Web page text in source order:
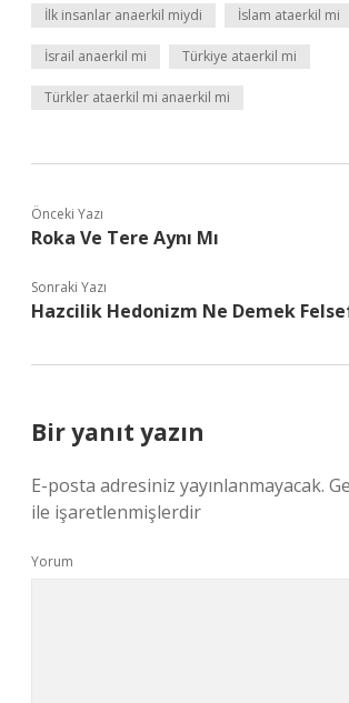
İlk insanlar anaerkil miydi İslam ataerkil mi
İsrail anaerkil mi Türkiye ataerkil mi
Türkler ataerkil mi anaerkil mi
Önceki Yazı
Roka Ve Tere Aynı Mı
Sonraki Yazı
Hazcilik Hedonizm Ne Demek
Bir yanıt yazın
E-posta adresiniz yayınlanmayacak.
ile işaretlenmişlerdir
Yorum